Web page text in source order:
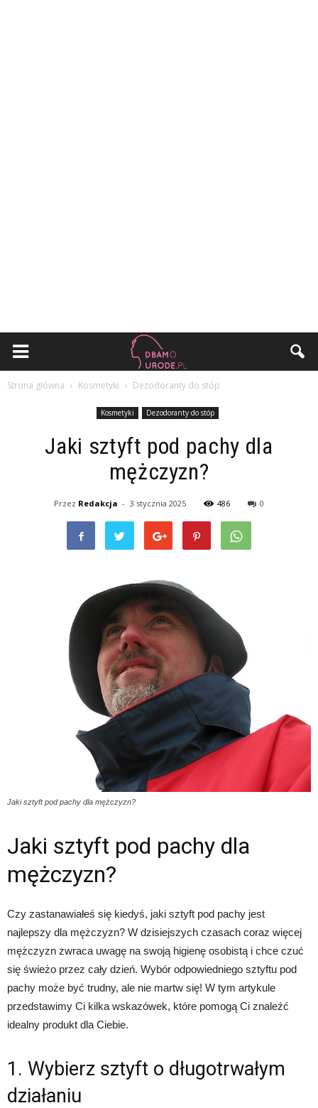
Strona główna Kosmetyki Dezodoranty do stóp
Kosmetyki Dezodoranty do stóp
Jaki sztyft pod pachy dla
mężczyzn?
Przez Redakcja - 3 stycznia 2025 486 0
Jaki sztyft pod pachy dla mężczyzn?
Jaki sztyft pod pachy dla
mężczyzn?
Czy zastanawiałeś się kiedyś, jaki sztyft pod pachy jest
najlepszy dla mężczyzn? W dzisiejszych czasach coraz więcej
mężczyzn zwraca uwagę na swoją higienę osobistą i chce czuć
się świeżo przez cały dzień. Wybór odpowiedniego sztyftu pod
pachy może być trudny, ale nie martw się! W tym artykule
przedstawimy Ci kilka wskazówek, które pomogą Ci znaleźć
idealny produkt dla Ciebie.
1. Wybierz sztyft o długotrwałym
działaniu